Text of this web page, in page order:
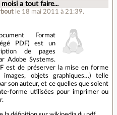
a tout faire...
le 18 mai 2011 à 21:39.
Format
PDF) est un
de pages
Adobe Systems.
est de préserver la mise en forme
images, objets graphiques…) telle
son auteur, et ce quelles que soient
forme utilisées pour imprimer ou